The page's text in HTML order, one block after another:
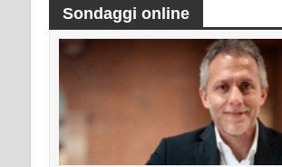
Sondaggi online